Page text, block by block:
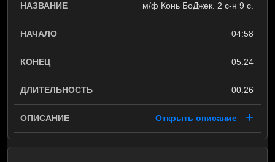
м/ф Конь БоДжек. 2 с-н 9 с.
04:58
05:24
00:26
Открыть описание